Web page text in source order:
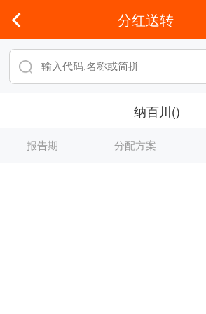
分红送转
纳百川()
报告期 分配方案